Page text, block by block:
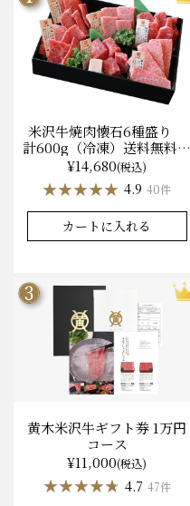
米沢牛焼肉懐石6種盛り
計600g（冷凍）送料無料
化粧箱入
¥14,680(税込)
★★★★★
★★★★★ 4.9 40件
カートに入れる
黄木米沢牛ギフト券 1万円
コース
¥11,000(税込)
★★★★★
★★★★★ 4.7 47件